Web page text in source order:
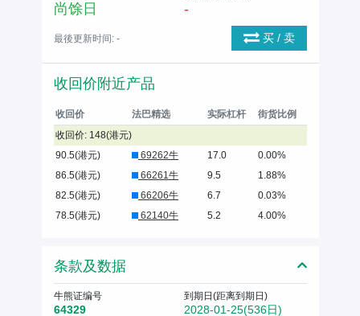
尚馀日 -
最後更新时间: - 买 / 卖
收回价附近产品
收回价 法巴精选 实际杠杆
街货比例
收回价: 148(港元)
90.5(港元)
69262牛 17.0
0.00%
86.5(港元)
66261牛 9.5
1.88%
82.5(港元)
66206牛 6.7
0.03%
78.5(港元)
62140牛 5.2 4.00%
条款及数据
牛熊证编号
64329
到期日(距离到期日)
2028-01-25(536日)